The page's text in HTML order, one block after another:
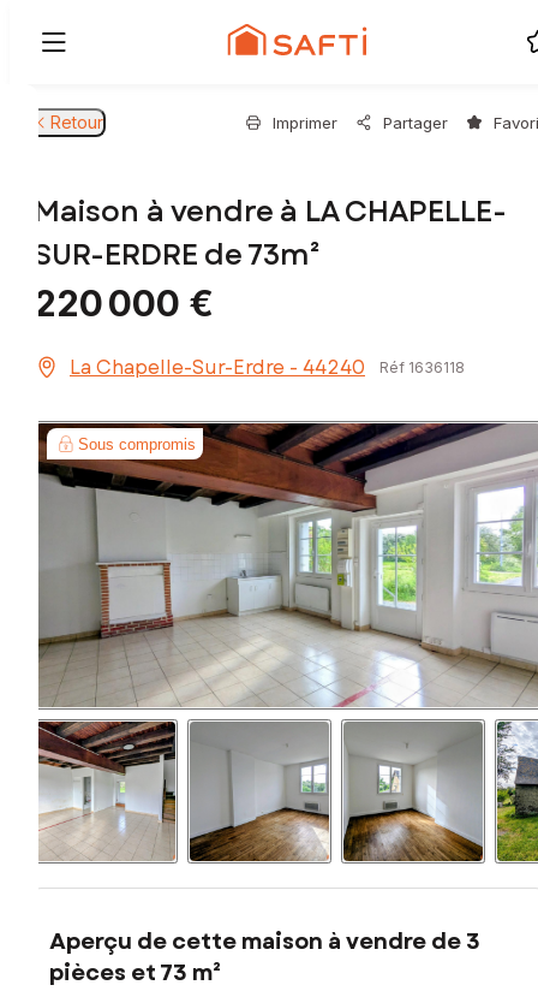
Retour Imprimer Partager
Maison à vendre à LA CHAPELLE-
SUR-ERDRE de 73m²
220 000 €
La Chapelle-Sur-Erdre - 44240 Réf 1636118
Sous compromis
Aperçu de cette maison à vendre de 3
pièces et 73 m²